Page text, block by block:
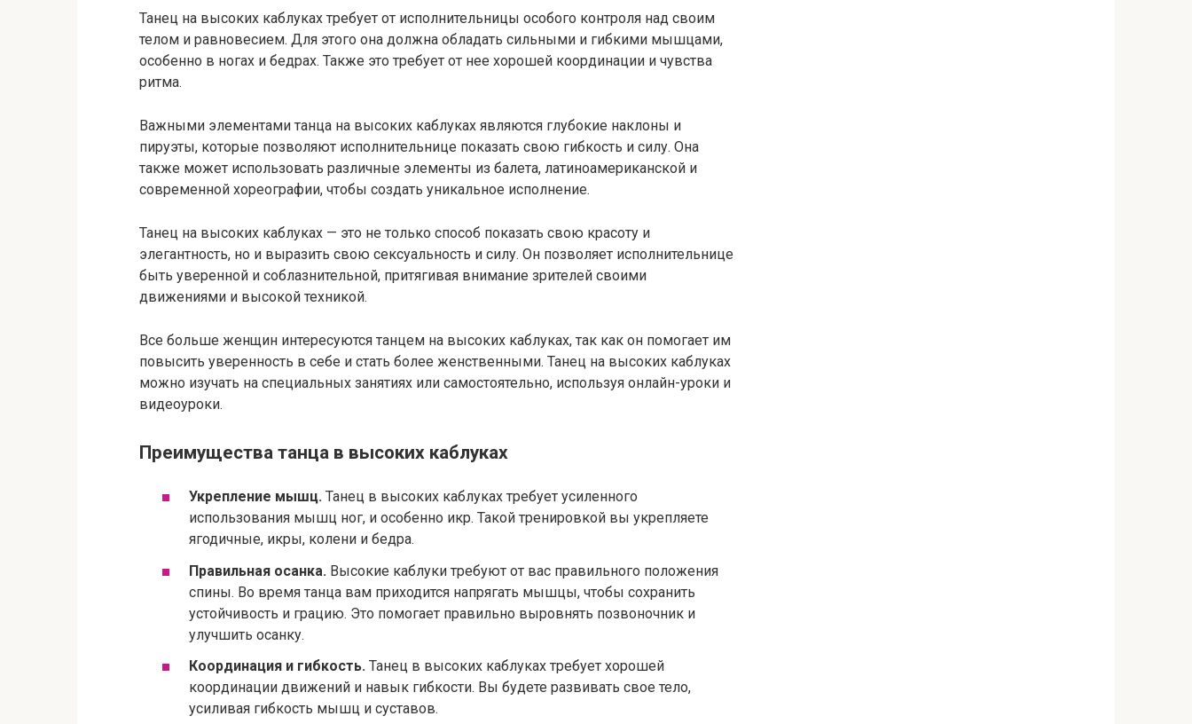
Танец на высоких каблуках требует от исполнительницы особого контроля над своим
телом и равновесием. Для этого она должна обладать сильными и гибкими мышцами,
особенно в ногах и бедрах. Также это требует от нее хорошей координации и чувства
ритма.
Важными элементами танца на высоких каблуках являются глубокие наклоны и
пируэты, которые позволяют исполнительнице показать свою гибкость и силу. Она
также может использовать различные элементы из балета, латиноамериканской и
современной хореографии, чтобы создать уникальное исполнение.
Танец на высоких каблуках — это не только способ показать свою красоту и
элегантность, но и выразить свою сексуальность и силу. Он позволяет исполнительнице
быть уверенной и соблазнительной, притягивая внимание зрителей своими
движениями и высокой техникой.
Все больше женщин интересуются танцем на высоких каблуках, так как он помогает им
повысить уверенность в себе и стать более женственными. Танец на высоких каблуках
можно изучать на специальных занятиях или самостоятельно, используя онлайн-уроки и
видеоуроки.
Преимущества танца в высоких каблуках
Укрепление мышц. Танец в высоких каблуках требует усиленного
использования мышц ног, и особенно икр. Такой тренировкой вы укрепляете
ягодичные, икры, колени и бедра.
Правильная осанка. Высокие каблуки требуют от вас правильного положения
спины. Во время танца вам приходится напрягать мышцы, чтобы сохранить
устойчивость и грацию. Это помогает правильно выровнять позвоночник и
улучшить осанку.
Координация и гибкость. Танец в высоких каблуках требует хорошей
координации движений и навык гибкости. Вы будете развивать свое тело,
усиливая гибкость мышц и суставов.